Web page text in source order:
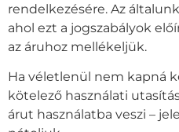
rendelkezésére. Az
ahol ezt a jogszabályok
az áruhoz mellékeljük.
Ha véletlenül nem kapná
kötelező használati
árut használatba veszi –